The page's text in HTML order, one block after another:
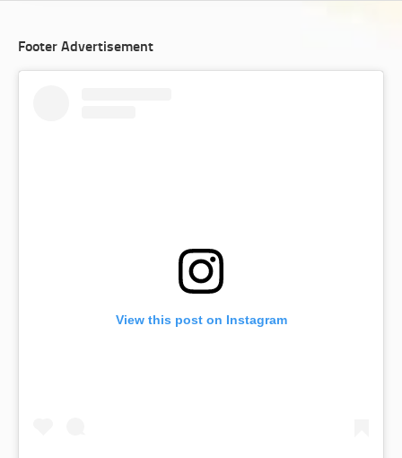
Footer Advertisement
View this post on Instagram